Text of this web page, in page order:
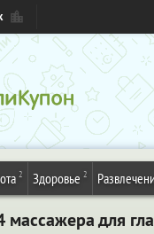
2 Здоровье 2
массажера для